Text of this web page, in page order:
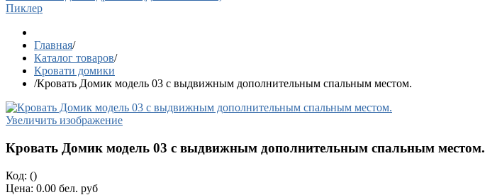
Пиклер
Главная/
Каталог товаров/
Кровати домики
/Кровать Домик модель 03 с выдвижным дополнительным спальным местом.
Увеличить изображение
Кровать Домик модель 03 с выдвижным дополнительным спальным местом.
Код: ()
Цена: 0.00 бел. руб